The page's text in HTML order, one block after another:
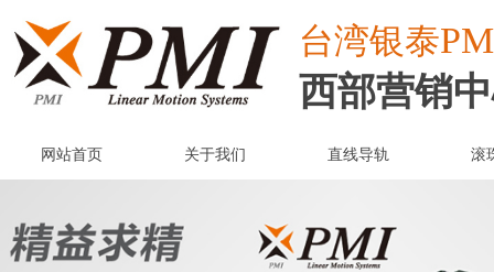
台湾银泰
西部营销
网站首页 关于我们 直线导轨 滚